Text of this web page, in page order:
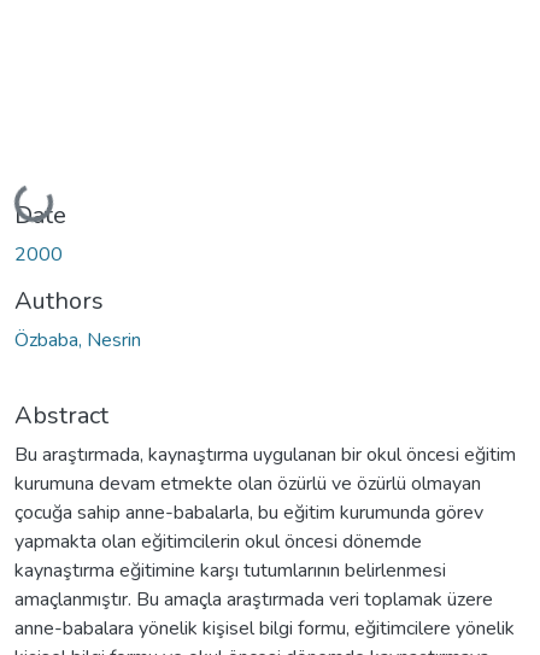
Loading...
Date
2000
Authors
Özbaba, Nesrin
Abstract
Bu araştırmada, kaynaştırma uygulanan bir okul öncesi eğitim
kurumuna devam etmekte olan özürlü ve özürlü olmayan
çocuğa sahip anne-babalarla, bu eğitim kurumunda görev
yapmakta olan eğitimcilerin okul öncesi dönemde
kaynaştırma eğitimine karşı tutumlarının belirlenmesi
amaçlanmıştır. Bu amaçla araştırmada veri toplamak üzere
anne-babalara yönelik kişisel bilgi formu, eğitimcilere yönelik